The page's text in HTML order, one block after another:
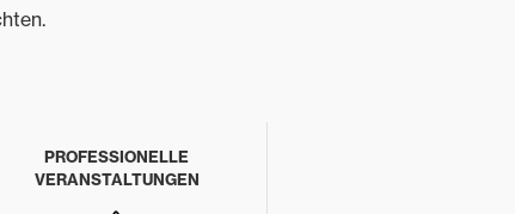
PROFESSIONELLE
VERANSTALTUNGEN